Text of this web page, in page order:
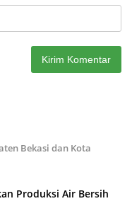
Bekasi dan Kota
Produksi Air Bersih